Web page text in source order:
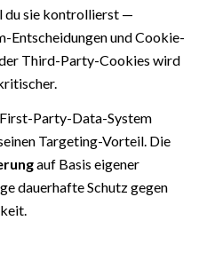
du sie kontrollierst —
Entscheidungen und Cookie-
Third-Party-Cookies wird
Party-Data-System
Targeting-Vorteil. Die
auf Basis eigener
dauerhafte Schutz gegen